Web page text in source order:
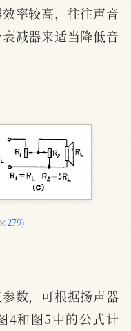
率较高，往往声音
减器来适当降低音
数，可根据扬声器
4和图5中的公式计